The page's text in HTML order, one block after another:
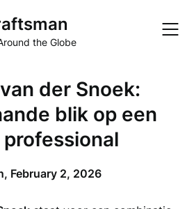
the Globe
der Snoek:
blik op een
February 2, 2026